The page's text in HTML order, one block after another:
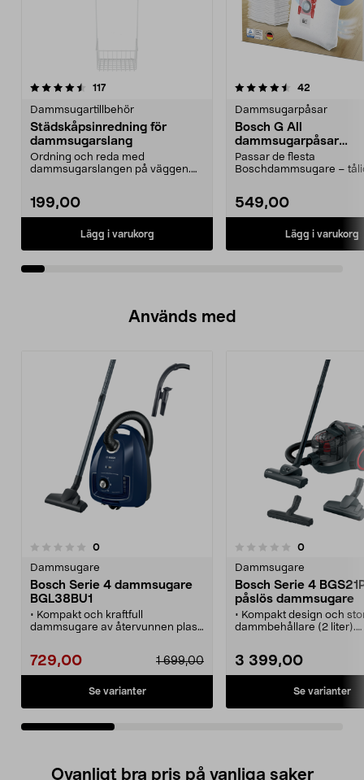
117recensioner
Dammsugartillbehör
Städskåpsinredning för
dammsugarslang
Ordning och reda med
dammsugarslangen på väggen.
199,00
Lägg i varukorg
4.5av 5 stjärnor 42
Dammsugarpåsar
Bosch G All
dammsugarpåsar
PowerProtect, 16-
Passar de flesta
Boschdammsugare –
549,00
Lägg i varukorg
5.0av 5 stjärnor
Används med
0recensioner
Dammsugare
Bosch Serie 4 dammsugare
BGL38BU1
• Kompakt och kraftfull
dammsugare av återvunnen plast.
• Bosch Serie 4 – allsidig
dammsugare.
• Producerad i Tyskland –
• Effektivt partikelfilter som kan
1 699,00
729,00
Se varianter
0.0 av 5 stjärnor 0recensioner
Dammsugare
Bosch Serie 4
påslös dammsugare
• Kompakt design och
dammbehållare (2 liter).
lägenheter och mindre
• 10 meters räckvidd och
ergonomiskt teleskoprör.
3 399,00
Se varianter
0.0 av 5 stjärnor
Ovanligt bra pris på vanliga saker